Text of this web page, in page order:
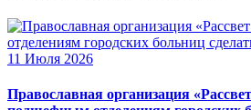
11 Июля 2026
Православная организация